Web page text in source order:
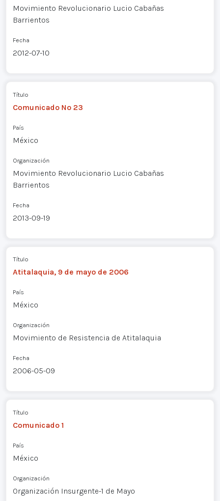
Movimiento Revolucionario Lucio Cabañas
Barrientos
Fecha
2012-07-10
Título
Comunicado Nº 23
País
México
Organización
Movimiento Revolucionario Lucio Cabañas
Barrientos
Fecha
2013-09-19
Título
Atitalaquia, 9 de mayo de 2006
País
México
Organización
Movimiento de Resistencia de Atitalaquia
Fecha
2006-05-09
Título
Comunicado 1
País
México
Organización
Organización Insurgente-1 de Mayo